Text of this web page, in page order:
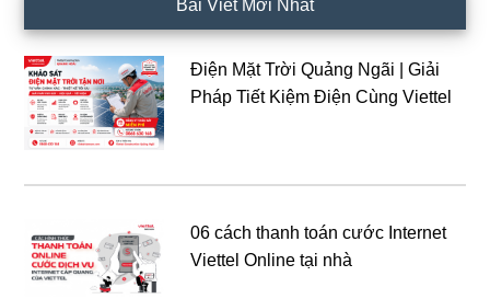
Bài Viết Mới Nhất
Điện Mặt Trời Quảng Ngãi | Giải
Pháp Tiết Kiệm Điện Cùng Viettel
06 cách thanh toán cước Internet
Viettel Online tại nhà